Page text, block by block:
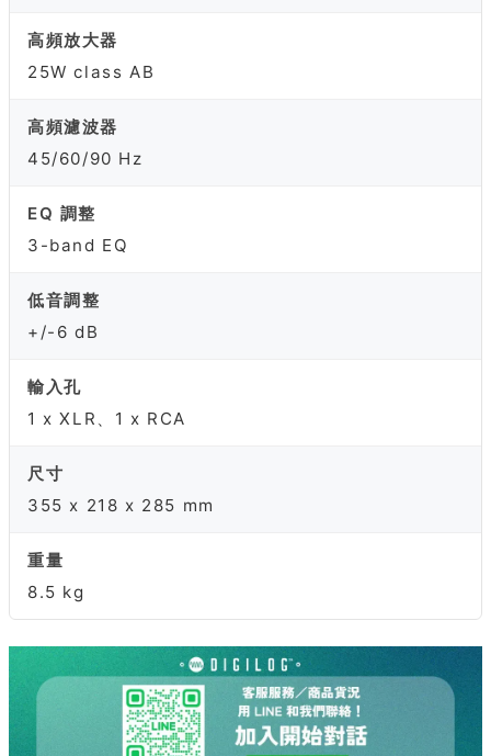
高頻放大器
25W class AB
高頻濾波器
45/60/90 Hz
EQ 調整
3-band EQ
低音調整
+/-6 dB
輸入孔
1 x XLR、1 x RCA
尺寸
355 x 218 x 285 mm
重量
8.5 kg